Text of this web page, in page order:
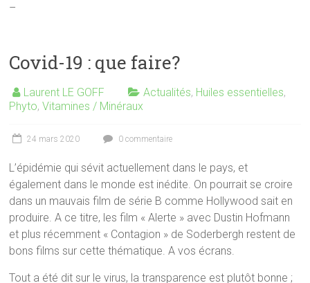
–
Covid-19 : que faire?
Laurent LE GOFF Actualités, Huiles essentielles,
Phyto,Vitamines / Minéraux
24 mars 2020 0 commentaire
L’épidémie qui sévit actuellement dans le pays, et
également dans le monde est inédite. On pourrait se croire
dans un mauvais film de série B comme Hollywood sait en
produire. A ce titre, les film « Alerte » avec Dustin Hofmann
et plus récemment « Contagion » de Soderbergh restent de
bons films sur cette thématique. A vos écrans.
Tout a été dit sur le virus, la transparence est plutôt bonne ;